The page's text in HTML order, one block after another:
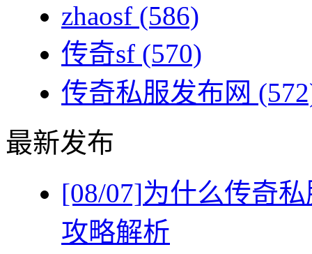
zhaosf (586)
传奇sf (570)
传奇私服发布网
最新发布
[08/07]为什么传奇
攻略解析